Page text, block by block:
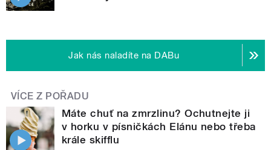
Jak nás naladíte na DABu
VÍCE Z POŘADU
Máte chuť na zmrzlinu? Ochutnejte ji
v horku v písničkách Elánu nebo třeba
krále skifflu